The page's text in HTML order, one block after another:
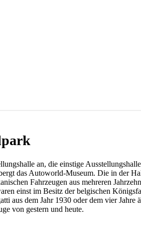
an, die einstige
das Autoworld-Museum. Die in der
Fahrzeugen aus mehreren
einst im Besitz der belgischen
aus dem Jahr 1930 oder dem vier
von gestern und heute.